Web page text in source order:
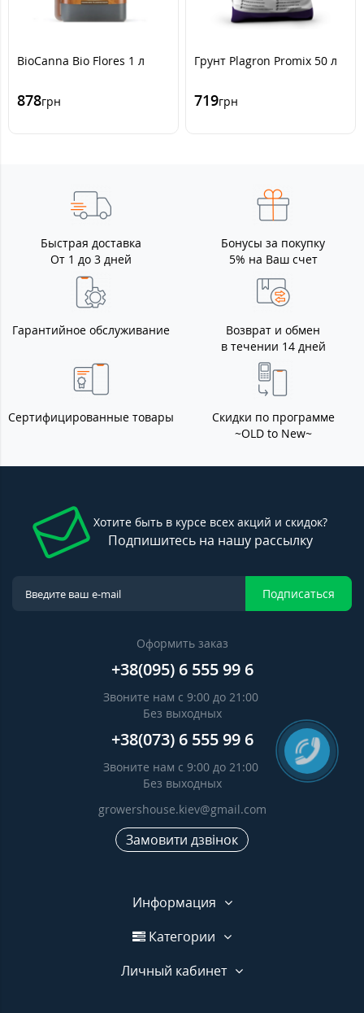
BioCanna Bio Flores 1 л
878грн
Грунт Plagron Promix 50 л
719грн
Быстрая доставка
От 1 до 3 дней
Бонусы за покупку
5% на Ваш счет
Гарантийное обслуживание
Возврат и обмен
в течении 14 дней
Сертифицированные товары
Скидки по программе
~OLD to New~
Хотите быть в курсе всех акций и скидок?
Подпишитесь на нашу рассылку
Подписаться
Оформить заказ
+38(095) 6 555 99 6
Звоните нам с 9:00 до 21:00
Без выходных
+38(073) 6 555 99 6
Звоните нам с 9:00 до 21:00
Без выходных
growershouse.kiev@gmail.com
Замовити дзвінок
Информация
Категории
Личный кабинет